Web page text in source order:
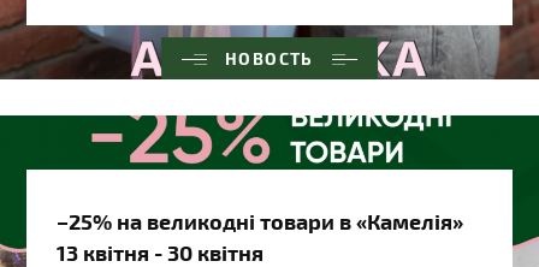
НОВОСТЬ
–25% на великодні товари в «Камелія»
13 квітня - 30 квітня